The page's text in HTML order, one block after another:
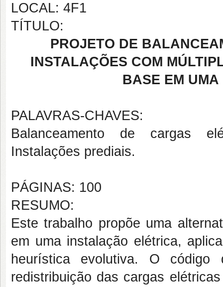
LOCAL: 4F1
TÍTULO:
PROJETO DE
INSTALAÇÕES COM
BASE EM
PALAVRAS-CHAVES:
Balanceamento de cargas
Instalações prediais.
PÁGINAS: 100
RESUMO:
Este trabalho propõe uma
em uma instalação elétrica,
heurística evolutiva. O código
redistribuição das cargas